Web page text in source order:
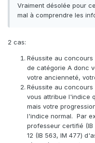
Vraiment désolée pour
mal à comprendre les
2 cas:
Réussite au
de catégorie A donc
votre ancienneté,
Réussite au
vous attribue l'indice
mais votre
l'indice normal. Par
professeur certifié (IB
12 (IB 563, IM 477)